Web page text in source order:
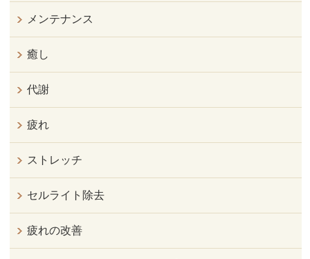
メンテナンス
癒し
代謝
疲れ
ストレッチ
セルライト除去
疲れの改善